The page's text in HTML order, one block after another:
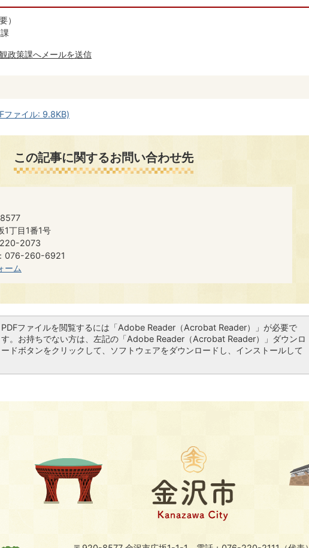
）
政策課へメールを送信
ファイル: 9.8KB)
この記事に関するお問い合わせ先
1丁目1番1号
2073
076-260-6921​​​​
ーム
PDFファイルを閲覧するには「Adobe Reader（Acrobat Reader）」が必要で
す。お持ちでない方は、左記の「Adobe Reader（Acrobat Reader）」ダウンロ
ードボタンをクリックして、ソフトウェアをダウンロードし、インストールして